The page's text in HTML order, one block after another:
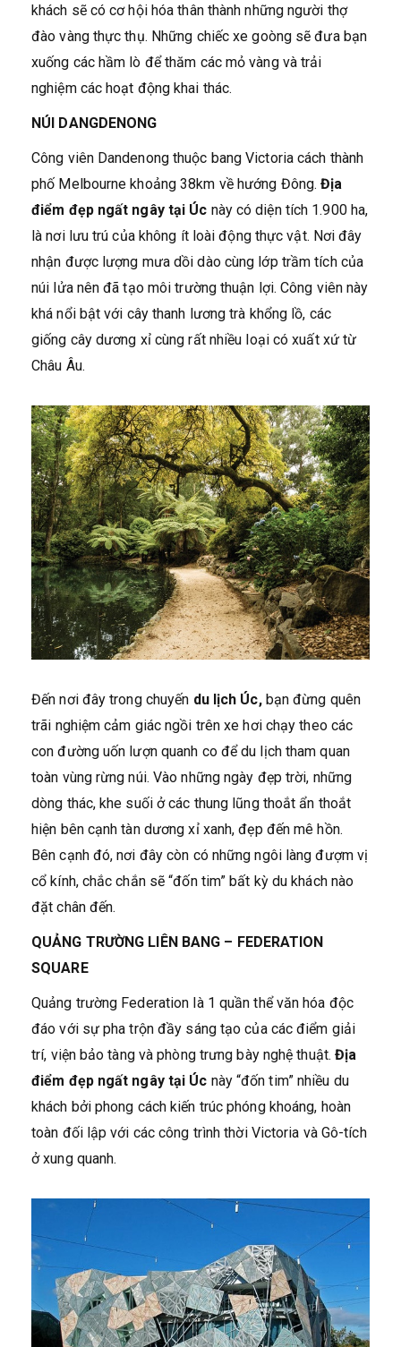
khách sẽ có cơ hội hóa thân thành những người thợ
đào vàng thực thụ. Những chiếc xe goòng sẽ đưa bạn
xuống các hầm lò để thăm các mỏ vàng và trải
nghiệm các hoạt động khai thác.
NÚI DANGDENONG
Công viên Dandenong thuộc bang Victoria cách thành
phố Melbourne khoảng 38km về hướng Đông.Địa
điểm đẹp ngất ngây tại Úc này có diện tích 1.900 ha,
là nơi lưu trú của không ít loài động thực vật. Nơi đây
nhận được lượng mưa dồi dào cùng lớp trầm tích của
núi lửa nên đã tạo môi trường thuận lợi. Công viên này
khá nổi bật với cây thanh lương trà khổng lồ, các
giống cây dương xỉ cùng rất nhiều loại có xuất xứ từ
Châu Âu.
Đến nơi đây trong chuyến du lịch Úc,bạn đừng quên
trãi nghiệm cảm giác ngồi trên xe hơi chạy theo các
con đường uốn lượn quanh co để du lịch tham quan
toàn vùng rừng núi. Vào những ngày đẹp trời, những
dòng thác, khe suối ở các thung lũng thoắt ẩn thoắt
hiện bên cạnh tàn dương xỉ xanh, đẹp đến mê hồn.
Bên cạnh đó, nơi đây còn có những ngôi làng đượm vị
cổ kính, chắc chắn sẽ “đốn tim” bất kỳ du khách nào
đặt chân đến.
QUẢNG TRƯỜNG LIÊN BANG – FEDERATION
SQUARE
Quảng trường Federation là 1 quần thể văn hóa độc
đáo với sự pha trộn đầy sáng tạo của các điểm giải
trí, viện bảo tàng và phòng trưng bày nghệ thuật. Địa
điểm đẹp ngất ngây tại Úc này “đốn tim” nhiều du
khách bởi phong cách kiến trúc phóng khoáng, hoàn
toàn đối lập với các công trình thời Victoria và Gô-tích
ở xung quanh.